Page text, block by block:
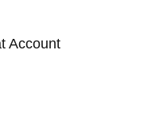
Account